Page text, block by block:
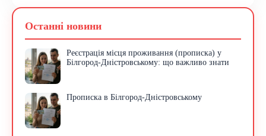
Останні новини
Реєстрація місця проживання (прописка) у
Білгород-Дністровському: що важливо знати
Прописка в Білгород-Дністровському